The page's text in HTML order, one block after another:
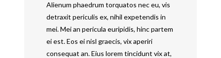
Alienum phaedrum torquatos nec eu, vis
detraxit periculis ex, nihil expetendis in
mei. Mei an pericula euripidis, hinc partem
ei est. Eos ei nisl graecis, vix aperiri
consequat an. Eius lorem tincidunt vix at,